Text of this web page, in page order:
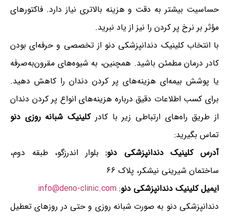
حساسیت بیشتر به دقت و هزینه بالاتری نیاز دارد. فاکتورهای
مؤثر بر نرخ پر کردن را نیز از یاد نبرید.
با انتخاب کلینیک دندانپزشکی دنو از تخصصی و حرفه‌ای بودن
کادر درمان مطمئن باشید. همچنین، به شیوه‌های مقرون‌به‌صرفه
یا پوشش بیمه‌ای هزینه‌های پر کردن دندان را کاهش دهید.
برای کسب اطلاعات دقیق درباره هزینه‌های انواع پر کردن دندان
از طریق راه‌های ارتباطی زیر با کادرکلینیک شبانه روزی دنو
تماس بگیرید:
آدرس کلینیک دندانپزشکی دنو: بلوار اندرزگو، طبقه دوم،
ساختمان شیرینی نیشکر، پلاک ۶۶
ایمیل کلینیک دندانپزشکی دنو:
info@deno-clinic.com
دندانپزشکی دنو به صورت شبانه روزی و حتی در روزهای تعطیل